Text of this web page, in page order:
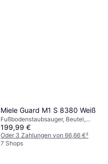
Miele Guard M1 S 8380 Weiß
Fußbodenstaubsauger, Beutel,
890W, 77 dB
199,99 €
Oder 3 Zahlungen von 66,66 €²
7 Shops